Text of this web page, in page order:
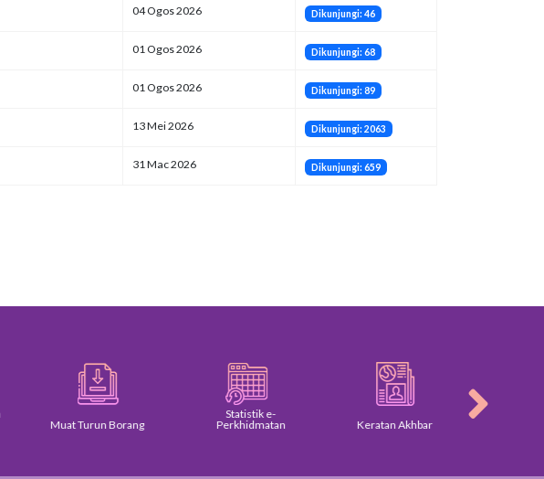
04 Ogos 2026 Dikunjungi: 46
01 Ogos 2026 Dikunjungi: 68
01 Ogos 2026 Dikunjungi: 89
13 Mei 2026 Dikunjungi: 2063
31 Mac 2026 Dikunjungi: 659
Muat Turun Borang
Statistik e-
Perkhidmatan
Keratan Akhbar